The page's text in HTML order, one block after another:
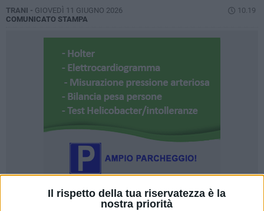
Il rispetto della tua riservatezza è la
nostra priorità
TRANI - GIOVEDÌ 11 GIUGNO 2026
10.19
COMUNICATO STAMPA